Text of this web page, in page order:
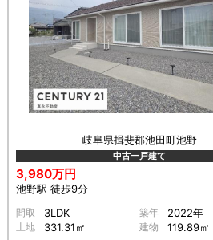
岐阜県揖斐郡池田町池野
中古一戸建て
3,980万円
池野駅 徒歩9分
間取 3LDK 築年 2022年
土地 331.31㎡ 建物 119.89㎡